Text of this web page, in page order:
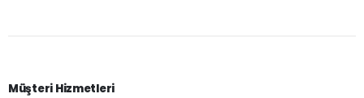
Müşteri Hizmetleri